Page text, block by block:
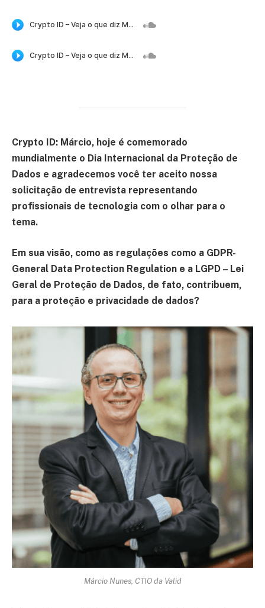
Crypto ID: Márcio, hoje é comemorado
mundialmente o Dia Internacional da Proteção de
Dados e agradecemos você ter aceito nossa
solicitação de entrevista representando
profissionais de tecnologia com o olhar para o
tema.
Em sua visão, como as regulações como a GDPR-
General Data Protection Regulation e a LGPD – Lei
Geral de Proteção de Dados, de fato, contribuem,
para a proteção e privacidade de dados?
Márcio Nunes, CTIO da Valid